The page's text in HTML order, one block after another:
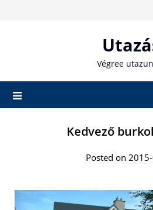
Végree
Kedvező
Posted on